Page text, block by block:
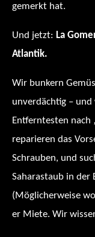
gemerkt hat.
Und jetzt: La
Atlantik.
Wir bunkern
unverdächtig – und
Entferntesten nach
reparieren das
Schrauben, und
Saharastaub in der
(Möglicherweise
er Miete. Wir